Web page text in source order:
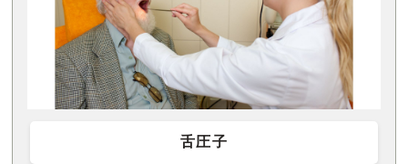
舌圧子